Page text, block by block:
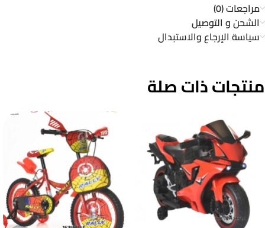
مراجعات (0)
الشحن و التوصيل
سياسة الإرجاع والاستبدال
منتجات ذات صلة